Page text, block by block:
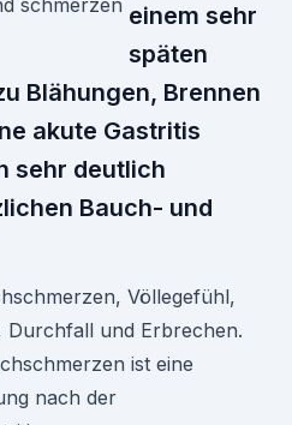
einem sehr
späten
Blähungen, Brennen
akute Gastritis
sehr deutlich
Bauch- und
Völlegefühl,
Durchfall und Erbrechen.
ist eine
nach der